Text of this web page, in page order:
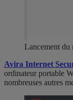
Lancement du
Avira Internet
ordinateur portable
nombreuses autres